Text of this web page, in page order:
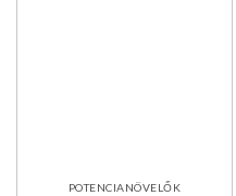
POTENCIANÖVELŐK